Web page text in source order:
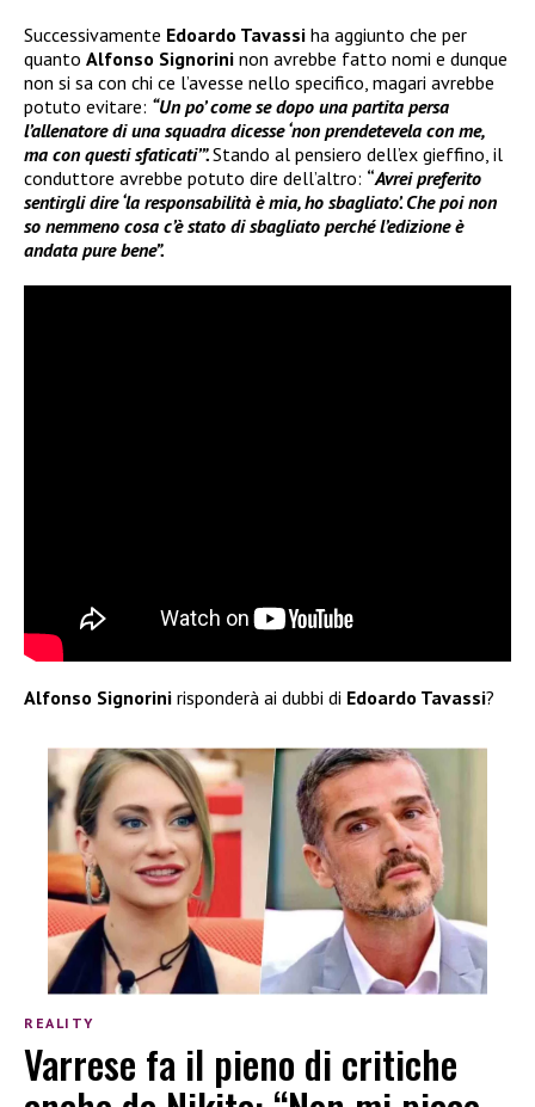
Successivamente Edoardo Tavassi ha aggiunto che per
quanto Alfonso Signorini non avrebbe fatto nomi e dunque
non si sa con chi ce l’avesse nello specifico, magari avrebbe
potuto evitare: “Un po’ come se dopo una partita persa
l’allenatore di una squadra dicesse ‘non prendetevela con me,
ma con questi sfaticati’”.Stando al pensiero dell’ex gieffino, il
conduttore avrebbe potuto dire dell’altro: “Avrei preferito
sentirgli dire ‘la responsabilità è mia, ho sbagliato’. Che poi non
so nemmeno cosa c’è stato di sbagliato perché l’edizione è
andata pure bene”.
Alfonso Signorini risponderà ai dubbi di Edoardo Tavassi?
REALITY
Varrese fa il pieno di critiche